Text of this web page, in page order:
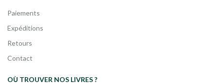
Paiements
Expéditions
Retours
Contact
OÙ TROUVER NOS LIVRES ?